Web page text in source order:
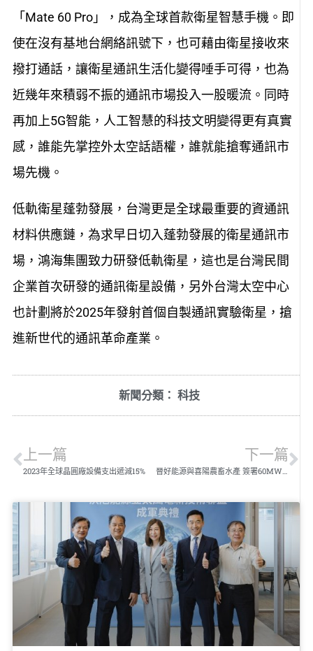
「Mate 60 Pro」，成為全球首款衛星智慧手機。即
使在沒有基地台網絡訊號下，也可藉由衛星接收來
撥打通話，讓衛星通訊生活化變得唾手可得，也為
近幾年來積弱不振的通訊市場投入一股暖流。同時
再加上5G智能，人工智慧的科技文明變得更有真實
感，誰能先掌控外太空話語權，誰就能搶奪通訊市
場先機。
低軌衛星蓬勃發展，台灣更是全球最重要的資通訊
材料供應鏈，為求早日切入蓬勃發展的衛星通訊市
場，鴻海集團致力研發低軌衛星，這也是台灣民間
企業首次研發的通訊衛星設備，另外台灣太空中心
也計劃將於2025年發射首個自製通訊實驗衛星，搶
進新世代的通訊革命產業。
新聞分類： 科技
上一篇
2023年全球晶圓廠設備支出遞減15%
下一篇